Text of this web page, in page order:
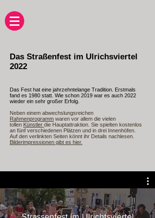
Das Straßenfest im Ulrichsviertel
2022
Das Fest hat eine jahrzehntelange Tradition. Erstmals
fand es 1980 statt. Wie schon 2019 war es auch 2022
wieder ein sehr großer Erfolg.
Neben einem abwechslungsreichen
Rahmenprogramm waren vor allem die vielen
tollen Künstler die Hauptattraktion. Sie spielten kostenlos
an fünf verschiedenen Plätzen und in drei Innenhöfen.
Auf den verlinkten Seiten könnt ihr Details nachlesen.
Bilderimpressionen gibt es hier.